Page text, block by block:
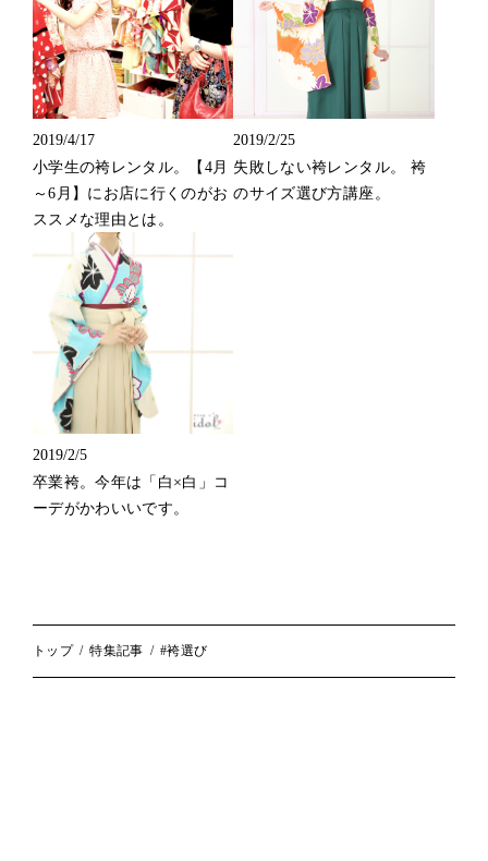
トップ 特集記事 #袴選び
2019/4/17
小学生の袴レンタル。【4月
～6月】にお店に行くのがお
ススメな理由とは。
2019/2/25
失敗しない袴レンタル。 袴
のサイズ選び方講座。
2019/2/5
卒業袴。今年は「白×白」コ
ーデがかわいいです。